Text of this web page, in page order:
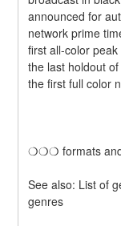
announced for
network prime
first all-color
the last holdout
the first full color
❍❍❍ formats
See also: List of
genres